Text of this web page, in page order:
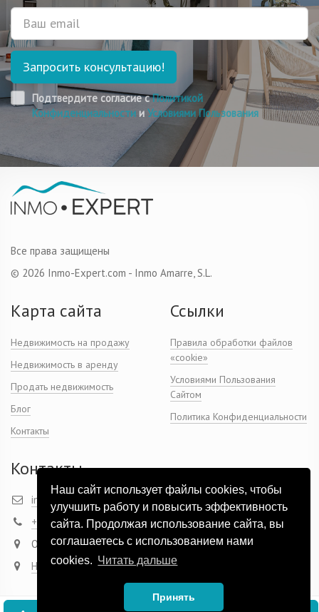
Наш сайт использует файлы cookies, чтобы
улучшить работу и повысить эффективность
сайта. Продолжая использование сайта, вы
соглашаетесь с использованием нами
cookies. Читать дальше
Принять
Email
Запросить консультацию!
Подтвердите согласие сПолитикой
Конфиденциальности и Условиями Пользования
Все права защищены
© 2026 Inmo-Expert.com - Inmo Amarre, S.L.
Карта сайта
Недвижимость на продажу
Недвижимость в аренду
Продать недвижимость
Блог
Контакты
Ссылки
Правила обработки файлов
«cookie»
Условиями Пользования
Сайтом
Политика Конфиденциальности
Контакты
info@inmo-expert.com
+ 34 649 07 95 03
Офис: Marqués de Campos 46, 3-9, Dénia
На карте